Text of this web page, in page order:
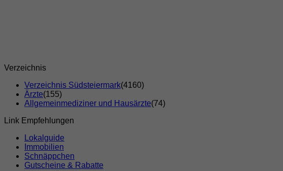
Verzeichnis
Verzeichnis Südsteiermark(4160)
Ärzte(155)
Allgemeinmediziner und Hausärzte(74)
Link Empfehlungen
Lokalguide
Immobilien
Schnäppchen
Gutscheine & Rabatte